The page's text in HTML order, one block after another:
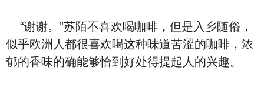
“谢谢。”苏陌不喜欢喝咖啡，但是入乡随俗，
似乎欧洲人都很喜欢喝这种味道苦涩的咖啡，浓
郁的香味的确能够恰到好处得提起人的兴趣。